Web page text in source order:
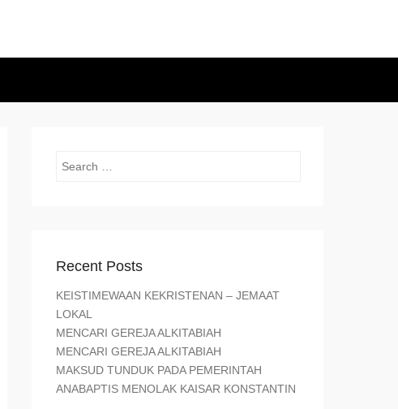
Search
Recent Posts
KEISTIMEWAAN KEKRISTENAN – JEMAAT
LOKAL
MENCARI GEREJA ALKITABIAH
MENCARI GEREJA ALKITABIAH
MAKSUD TUNDUK PADA PEMERINTAH
ANABAPTIS MENOLAK KAISAR KONSTANTIN